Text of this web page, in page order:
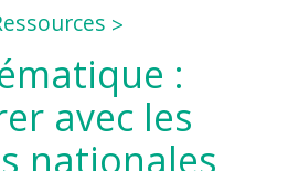
:
avec les
nationales